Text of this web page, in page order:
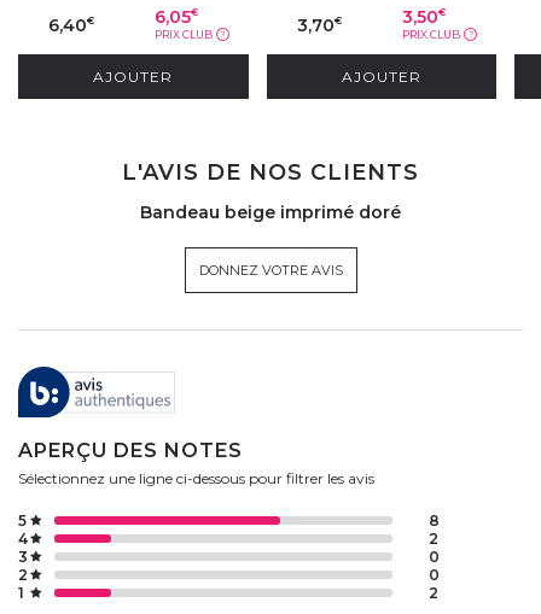
6,40€ 6,05€
PRIX CLUB ?
AJOUTER
3,70€ 3,50€
PRIX CLUB ?
AJOUTER
L'AVIS DE NOS CLIENTS
Bandeau beige imprimé doré
DONNEZ VOTRE AVIS
APERÇU DES NOTES
Sélectionnez une ligne ci-dessous pour filtrer les avis
1 2
2 0
3 0
4 2
5 8